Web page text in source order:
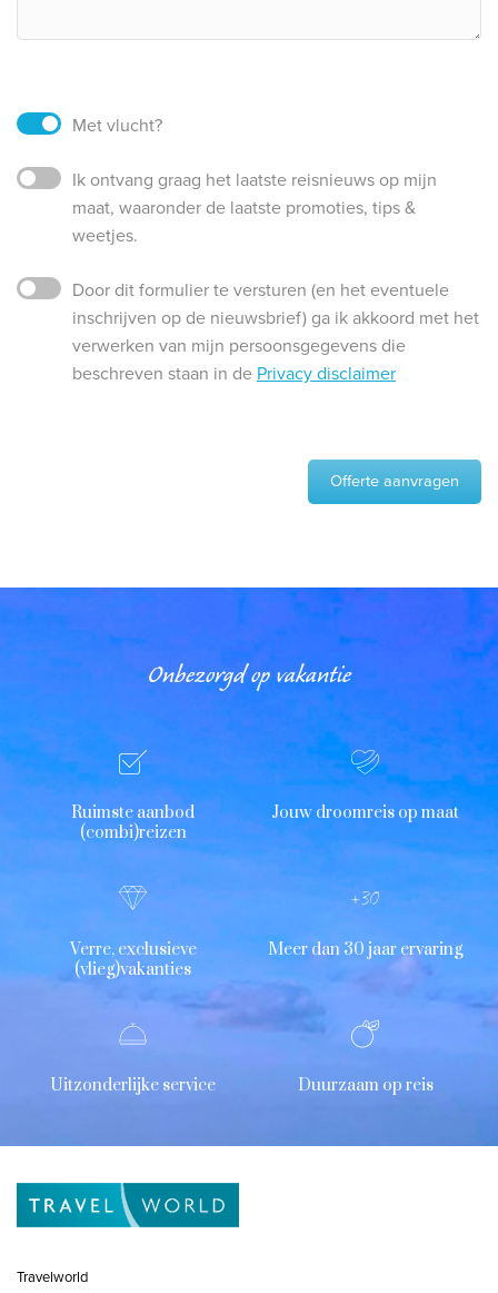
Met vlucht?
Ik ontvang graag het laatste reisnieuws op mijn
maat, waaronder de laatste promoties, tips &
weetjes.
Door dit formulier te versturen (en het eventuele
inschrijven op de nieuwsbrief) ga ik akkoord met het
verwerken van mijn persoonsgegevens die
beschreven staan in de Privacy disclaimer
Offerte aanvragen
Onbezorgd op vakantie
Ruimste aanbod
(combi)reizen
Jouw droomreis op maat
Verre, exclusieve
(vlieg)vakanties
Meer dan 30 jaar ervaring
Uitzonderlijke service Duurzaam op reis
Travelworld